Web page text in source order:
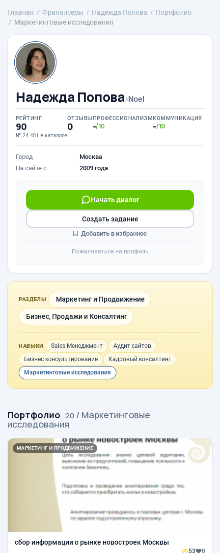
Главная Фрилансеры Надежда Попова
Портфолио
Маркетинговые исследования
Надежда Попова›Noel
РЕЙТИНГ
90
№ 24 401 в каталоге
ОТЗЫВЫ
0
ПРОФЕССИОНАЛИЗМ
-/10
КОММУНИКАЦИЯ
-/10
Город
Москва
На сайте с
2009 года
Начать диалог
Создать задание
Добавить в избранное
Пожаловаться на профиль
РАЗДЕЛЫ Маркетинг и Продвижение
Бизнес, Продажи и Консалтинг
НАВЫКИ Sales Менеджмент
Аудит сайтов
Бизнес консультирование
Кадровый консалтинг
Маркетинговые исследования
Портфолио · 20 / Маркетинговые
исследования
МАРКЕТИНГ И ПРОДВИЖЕНИЕ
сбор информации о рынке новостроек Москвы
53 0